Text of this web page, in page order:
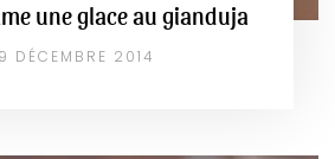
une glace au gianduja
DÉCEMBRE 2014